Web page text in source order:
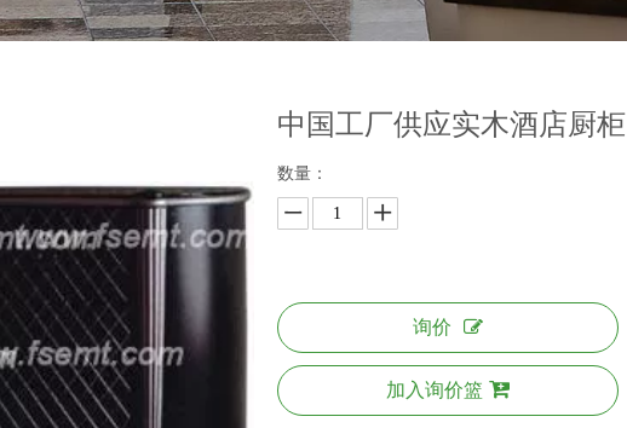
中国工厂供应实木酒店厨柜
数量：
询价
加入询价篮